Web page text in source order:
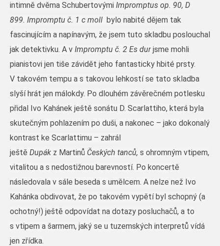
intimně dvěma Schubertovými Impromptus op. 90, D
899. Impromptu č. 1 c moll bylo nabité dějem tak
fascinujícím a napínavým, že jsem tuto skladbu poslouchal
jak detektivku. A v Impromptu č. 2 Es dur jsme mohli
pianistovi jen tiše závidět jeho fantasticky hbité prsty.
V takovém tempu a s takovou lehkostí se tato skladba
slyší hrát jen málokdy. Po dlouhém závěrečném potlesku
přidal Ivo Kahánek ještě sonátu D. Scarlattiho, která byla
skutečným pohlazením po duši, a nakonec – jako dokonalý
kontrast ke Scarlattimu – zahrál
ještě Dupák z Martinů Českých tanců, s ohromným vtipem,
vitalitou a s nedostižnou barevností. Po koncertě
následovala v sále beseda s umělcem. A nelze než Ivo
Kahánka obdivovat, že po takovém vypětí byl schopný (a
ochotný!) ještě odpovídat na dotazy posluchačů, a to
s vtipem a šarmem, jaký se u tuzemských interpretů vídá
jen zřídka.